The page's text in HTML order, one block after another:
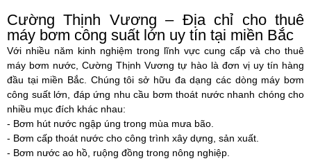
Cường Thịnh Vương – Địa chỉ cho thuê
máy bơm công suất lớn uy tín tại miền Bắc
Với nhiều năm kinh nghiệm trong lĩnh vực cung cấp và cho thuê
máy bơm nước,Cường Thịnh Vương tự hào là đơn vị uy tín hàng
đầu tại miền Bắc. Chúng tôi sở hữu đa dạng các dòng máy bơm
công suất lớn, đáp ứng nhu cầu bơm thoát nước nhanh chóng cho
nhiều mục đích khác nhau:
- Bơm hút nước ngập úng trong mùa mưa bão.
- Bơm cấp thoát nước cho công trình xây dựng, sản xuất.
- Bơm nước ao hồ, ruộng đồng trong nông nghiệp.